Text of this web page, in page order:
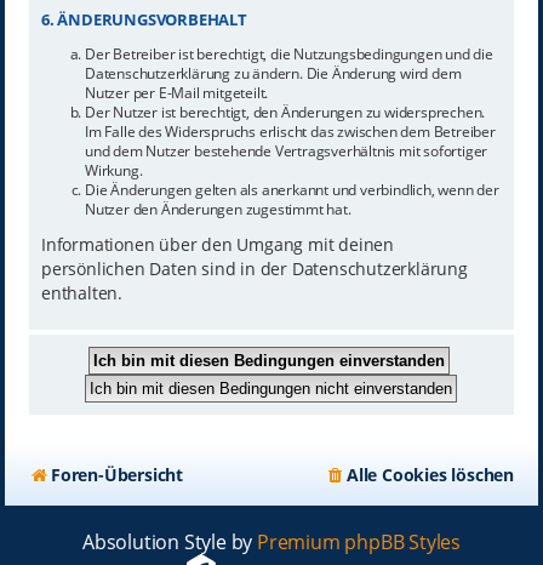
6. ÄNDERUNGSVORBEHALT
Der Betreiber ist berechtigt, die Nutzungsbedingungen und die
Datenschutzerklärung zu ändern. Die Änderung wird dem
Nutzer per E-Mail mitgeteilt.
Der Nutzer ist berechtigt, den Änderungen zu widersprechen.
Im Falle des Widerspruchs erlischt das zwischen dem Betreiber
und dem Nutzer bestehende Vertragsverhältnis mit sofortiger
Wirkung.
Die Änderungen gelten als anerkannt und verbindlich, wenn der
Nutzer den Änderungen zugestimmt hat.
Informationen über den Umgang mit deinen
persönlichen Daten sind in der Datenschutzerklärung
enthalten.
Foren-Übersicht Alle Cookies löschen
Absolution Style by Premium phpBB Styles